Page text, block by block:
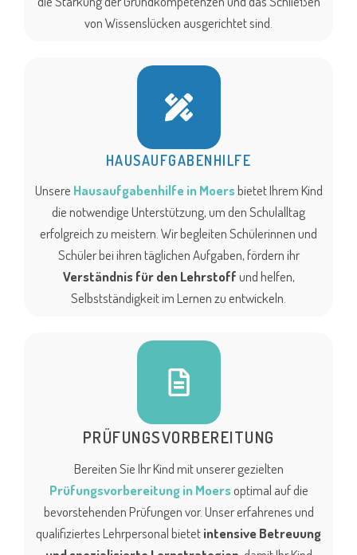
von Wissenslücken ausgerichtet sind.
HAUSAUFGABENHILFE
Unsere Hausaufgabenhilfe in Moersbietet Ihrem Kind
die notwendige Unterstützung, um den Schulalltag
erfolgreich zu meistern. Wir begleiten Schülerinnen und
Schüler bei ihren täglichen Aufgaben, fördern ihr
Verständnis für den Lehrstoffund helfen,
Selbstständigkeit im Lernen zu entwickeln.
PRÜFUNGSVORBEREITUNG
Bereiten Sie Ihr Kind mit unserer gezielten
Prüfungsvorbereitung in Moersoptimal auf die
bevorstehenden Prüfungen vor. Unser erfahrenes und
qualifiziertes Lehrpersonal bietetintensive Betreuung